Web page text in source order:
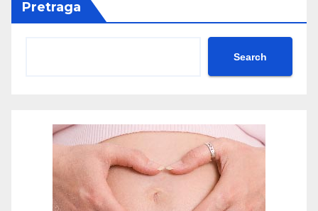
Pretraga
Search